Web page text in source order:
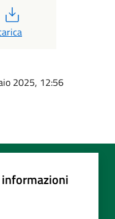
2025, 12:56
informazioni